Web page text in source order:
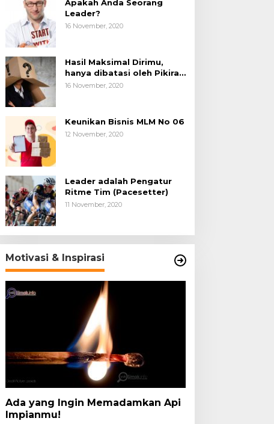
Apakah Anda Seorang
Leader?
16 November, 2020
Hasil Maksimal Dirimu,
hanya dibatasi oleh Pikiran
Negatif.
16 November, 2020
Keunikan Bisnis MLM No 06
12 November, 2020
Leader adalah Pengatur
Ritme Tim (Pacesetter)
11 November, 2020
Motivasi & Inspirasi
Ada yang Ingin Memadamkan Api
Impianmu!